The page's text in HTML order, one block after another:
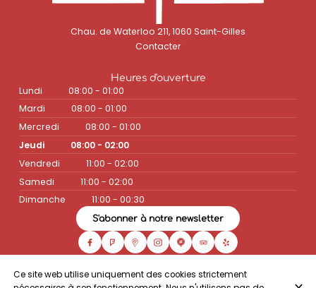
Chau. de Waterloo 211, 1060 Saint-Gilles
Contacter
Heures d'ouverture
Lundi
08:00 - 01:00
Mardi
08:00 - 01:00
Mercredi
08:00 - 01:00
Jeudi
08:00 - 02:00
Vendredi
11:00 - 02:00
Samedi
11:00 - 02:00
Dimanche
11:00 - 00:30
S'abonner à notre newsletter
© Café la Pompe 2026
Ce site web utilise uniquement des cookies strictement